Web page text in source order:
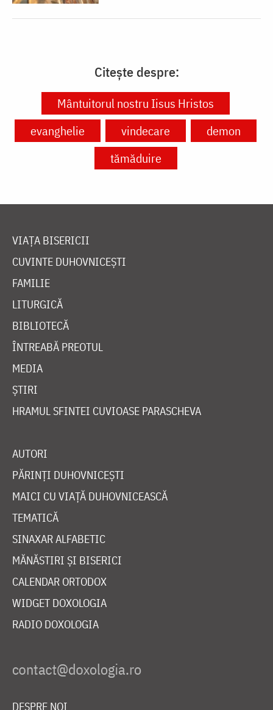
Citește despre:
Mântuitorul nostru Iisus Hristos
evanghelie
vindecare
demon
tămăduire
VIAȚA BISERICII
CUVINTE DUHOVNICEȘTI
FAMILIE
LITURGICĂ
BIBLIOTECĂ
ÎNTREABĂ PREOTUL
MEDIA
ȘTIRI
HRAMUL SFINTEI CUVIOASE PARASCHEVA
AUTORI
PĂRINȚI DUHOVNICEȘTI
MAICI CU VIAȚĂ DUHOVNICEASCĂ
TEMATICĂ
SINAXAR ALFABETIC
MĂNĂSTIRI ȘI BISERICI
CALENDAR ORTODOX
WIDGET DOXOLOGIA
RADIO DOXOLOGIA
DESPRE NOI